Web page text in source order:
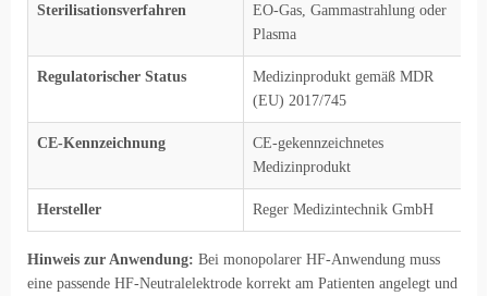
Sterilisationsverfahren
EO-Gas, Gammastrahlung oder
Plasma
Regulatorischer Status
Medizinprodukt gemäß MDR
(EU) 2017/745
CE-Kennzeichnung
CE-gekennzeichnetes
Medizinprodukt
Hersteller Reger Medizintechnik GmbH
Hinweis zur Anwendung: Bei monopolarer HF-Anwendung muss
eine passende HF-Neutralelektrode korrekt am Patienten angelegt und